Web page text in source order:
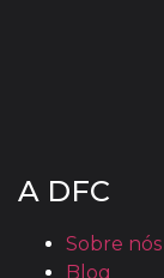
A DFC
Sobre nós
Blog